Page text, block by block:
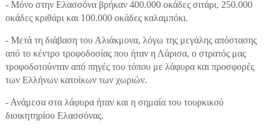
- Μόνο στην Ελασσόνα βρήκαν 400.000 οκάδες σιτάρι, 250.000
οκάδες κριθάρι και 100.000 οκάδες καλαμπόκι.
- Μετά τη διάβαση του Αλιάκμονα, λόγω της μεγάλης απόστασης
από το κέντρο τροφοδοσίας που ήταν η Λάρισα, ο στρατός μας
τροφοδοτούνταν από πηγές του τόπου με λάφυρα και προσφορές
των Ελλήνων κατοίκων των χωριών.
- Ανάμεσα στα λάφυρα ήταν και η σημαία του τουρκικού
διοικητηρίου Ελασσόνας.